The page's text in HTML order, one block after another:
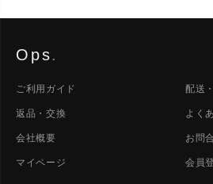
Ops.
ご利用ガイド 配送
返品・交換 よく
会社概要 お問
マイページ 会員